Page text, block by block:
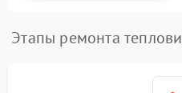
Этапы ремонта